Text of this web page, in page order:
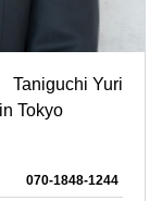
Taniguchi Yuri
Tokyo
070-1848-1244